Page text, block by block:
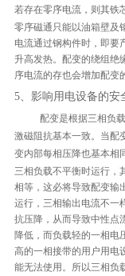
若存在零序电流，则其铁
零序磁通只能以油箱壁及
电流通过钢构件时，即要
升高发热。 配变的绕组绝
序电流的存也会增加配变
5、影响用电设备的安
配变是根据三相负
激磁阻抗基本一致。当配
变内部每相压降也基本相
三相负载不平衡时运行，
相等，这必将导致配变输
运行，三相输出电流不一
抗压降，从而导致中性点
降低，而负载轻的一相电
高的一相接带的用户用电
能无法使用。所以三相负